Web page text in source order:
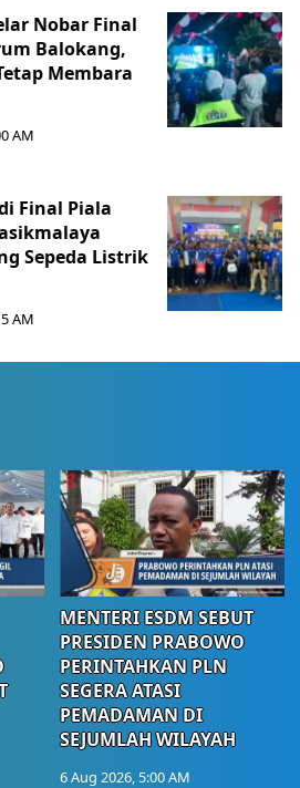
Nobar Final
Balokang,
Membara
AM
Final Piala
Sepeda Listrik
AM
MENTERI ESDM SEBUT
PRESIDEN PRABOWO
PERINTAHKAN PLN
SEGERA ATASI
PEMADAMAN DI
SEJUMLAH WILAYAH
6 Aug 2026, 5:00 AM